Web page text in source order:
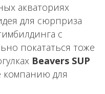
акваториях
для сюрприза
с
покататься тоже
Beavers SUP
компанию для